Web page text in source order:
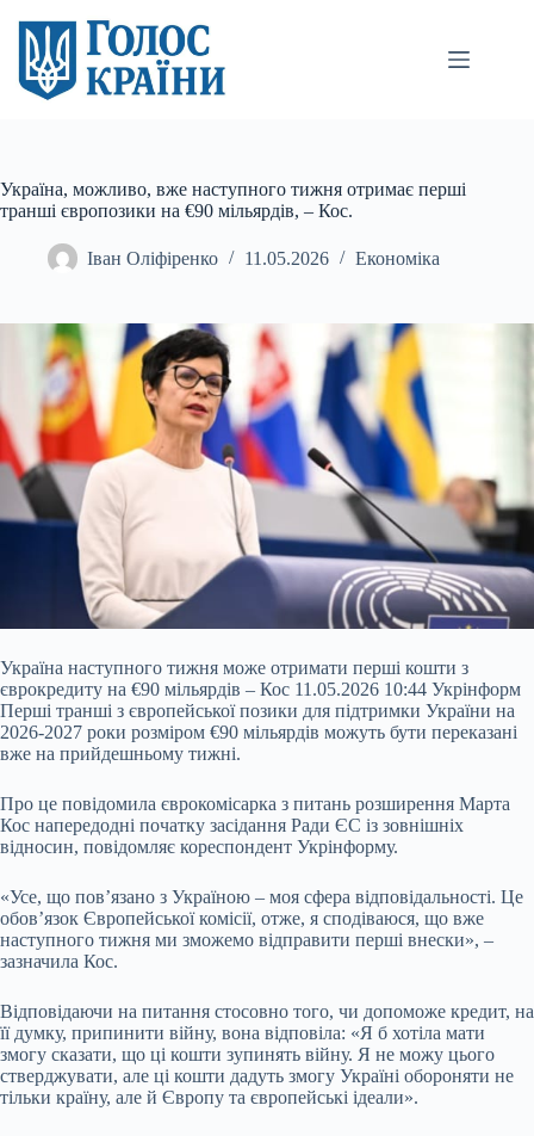
вмісту
Україна, можливо, вже наступного тижня отримає перші
транші європозики на €90 мільярдів, – Кос.
Іван Оліфіренко 11.05.2026 Економіка
Україна наступного тижня може отримати перші кошти з
єврокредиту на €90 мільярдів – Кос 11.05.2026 10:44 Укрінформ
Перші транші з європейської позики для підтримки України на
2026-2027 роки розміром €90 мільярдів можуть бути переказані
вже на прийдешньому тижні.
Про це повідомила єврокомісарка з питань розширення Марта
Кос напередодні початку засідання Ради ЄС із зовнішніх
відносин, повідомляє кореспондент Укрінформу.
«Усе, що пов’язано з Україною – моя сфера відповідальності. Це
обов’язок Європейської комісії, отже, я сподіваюся, що вже
наступного тижня ми зможемо відправити перші внески», –
зазначила Кос.
Відповідаючи на питання стосовно того, чи допоможе кредит, на
її думку, припинити війну, вона відповіла: «Я б хотіла мати
змогу сказати, що ці кошти зупинять війну. Я не можу цього
стверджувати, але ці кошти дадуть змогу Україні обороняти не
тільки країну, але й Європу та європейські ідеали».